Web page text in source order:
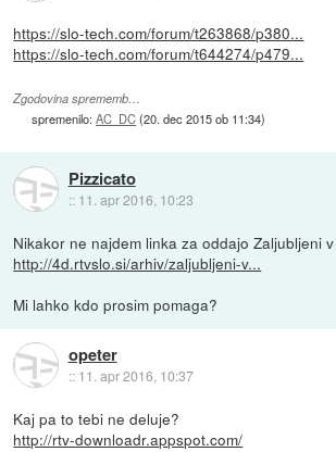
https://slo-tech.com/forum/t263868/p380...
https://slo-tech.com/forum/t644274/p479...
Zgodovina sprememb…
spremenilo:AC_DC(20. dec 2015 ob 11:34)
Pizzicato
:: 11. apr 2016, 10:23
Nikakor ne najdem linka za oddajo Zaljubljeni
http://4d.rtvslo.si/arhiv/zaljubljeni-v...
Mi lahko kdo prosim pomaga?
opeter
:: 11. apr 2016, 10:37
Kaj pa to tebi ne deluje?
http://rtv-downloadr.appspot.com/